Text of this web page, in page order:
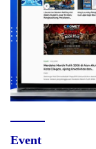
Event